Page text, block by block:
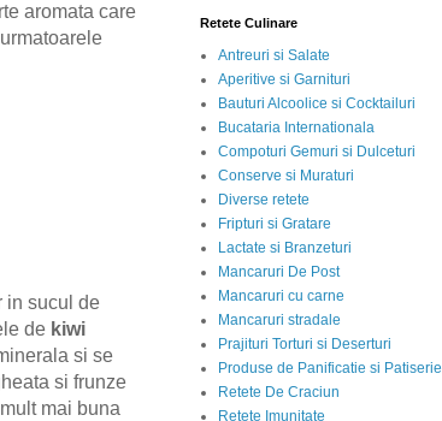
aromata care
in sucul de
de kiwi
si se
si frunze
mai buna
Retete Culinare
Antreuri si Salate
Aperitive si Garnituri
Bauturi Alcoolice si Cocktailuri
Bucataria Internationala
Compoturi Gemuri si Dulceturi
Conserve si Muraturi
Diverse retete
Fripturi si Gratare
Lactate si Branzeturi
Mancaruri De Post
Mancaruri cu carne
Mancaruri stradale
Prajituri Torturi si Deserturi
Produse de Panificatie si Patiserie
Retete De Craciun
Retete Imunitate